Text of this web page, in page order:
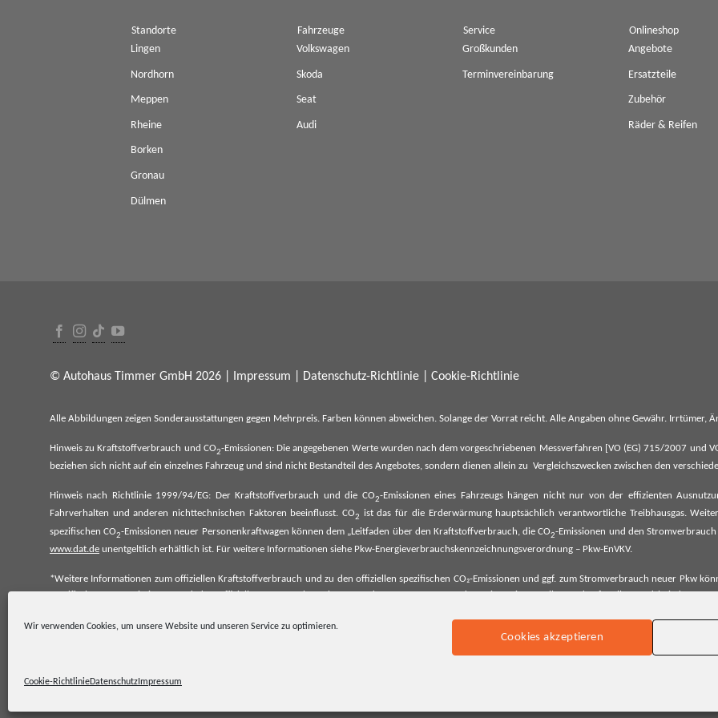
Wir verwenden Cookies, um unsere Website und unseren Service zu optimieren.
Cookies akzeptieren
Cookie-RichtlinieDatenschutzImpressum
Standorte
Lingen
Nordhorn
Meppen
Rheine
Borken
Gronau
Dülmen
Fahrzeuge
Volkswagen
Skoda
Seat
Audi
Service
Großkunden
Terminvereinbarung
Onlineshop
Angebote
Ersatzteile
Zubehör
Räder & Reifen
© Autohaus Timmer GmbH 2026 | Impressum Datenschutz-Richtlinie Cookie-Richtlinie
Alle Abbildungen zeigen Sonderausstattungen gegen Mehrpreis. Farben können abweichen. Solange der Vorrat reicht. Alle Angaben ohne Gewähr. Irrtümer,
Hinweis zu Kraftstoffverbrauch und CO2-Emissionen: Die angegebenen Werte wurden nach dem vorgeschriebenen Messverfahren [VO (EG) 715/2007 und
beziehen sich nicht auf ein einzelnes Fahrzeug und sind nicht Bestandteil des Angebotes, sondern dienen allein zu Vergleichszwecken zwischen den
Hinweis nach Richtlinie 1999/94/EG: Der Kraftstoffverbrauch und die CO2-Emissionen eines Fahrzeugs hängen nicht nur von der effizienten
Fahrverhalten und anderen nichttechnischen Faktoren beeinflusst. CO2
ist das für die Erderwärmung hauptsächlich verantwortliche Treibhausgas.
spezifischen CO2-Emissionen neuer Personenkraftwagen können dem „Leitfaden über den Kraftstoffverbrauch, die CO2-Emissionen und den
www.dat.de unentgeltlich erhältlich ist. Für weitere Informationen siehe Pkw-Energieverbrauchskennzeichnungsverordnung – Pkw-EnVKV.
*Weitere Informationen zum offiziellen Kraftstoffverbrauch und zu den offiziellen spezifischen CO₂-Emissionen und ggf. zum Stromverbrauch neuer Pkw
spezifischen CO₂-Emissionen und den offiziellen Stromverbrauch neuer Pkw entnommen werden. Dieser ist an allen Verkaufsstellen und bei der